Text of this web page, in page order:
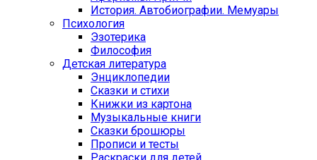
История. Автобиографии. Мемуары
Психология
Эзотерика
Философия
Детская литература
Энциклопедии
Сказки и стихи
Книжки из картона
Музыкальные книги
Сказки брошюры
Прописи и тесты